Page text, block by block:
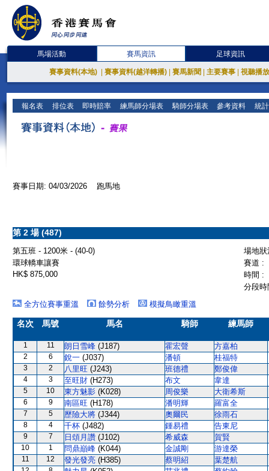
馬場活動 賽馬資訊 足球資訊
賽事資料(本地) 賽事資料(越洋轉播) 賽馬新聞 主要賽事 視聽播
報名表 排位表 即時賠率 練馬師分場表 騎師分場表 參考資料 統
賽事日期: 04/03/2026 跑馬地
第 2 場 (487)
第五班 - 1200米 - (40-0)
場地
環球轎車讓賽
賽道 :
HK$ 875,000
時間 :
分段
全方位賽事重溫
餘勢分析 模擬鳥瞰重溫
名次 馬號 馬名 騎師 練馬師
1 11 朗日雪峰 (J187) 霍宏聲 方嘉柏
2 6 銳一 (J037) 潘頓 桂福特
3 2 八里旺 (J243) 班德禮 鄭俊偉
4 3 至旺財 (H273) 布文 韋達
5 10 東方魅影 (K028) 周俊樂 大衛希斯
6 9 南區旺 (H178) 潘明輝 羅富全
7 5 歷險大將 (J344) 奧爾民 徐雨石
8 4 千杯 (J482) 鍾易禮 告東尼
9 7 日頌月讚 (J102) 希威森 賀賢
10 1 問鼎巔峰 (K044) 金誠剛 游達榮
11 12 發光發亮 (H385) 蔡明紹 葉楚航